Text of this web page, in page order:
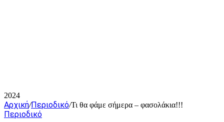
2024
Αρχική/Περιοδικό/Τι θα φάμε σήμερα – φασολάκια!!!
Περιοδικό